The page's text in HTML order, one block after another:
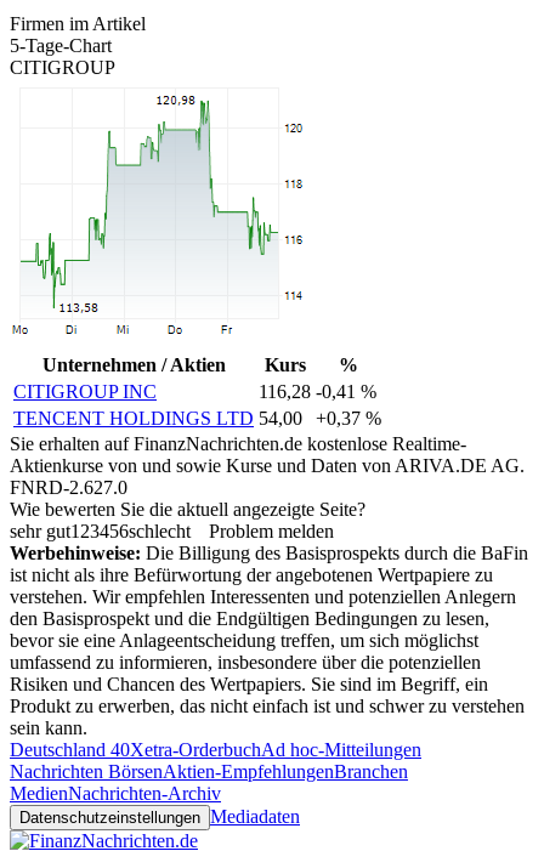
Firmen im Artikel
5-Tage-Chart
CITIGROUP
Unternehmen / Aktien Kurs
%
CITIGROUP INC
116,28 -0,41 %
TENCENT HOLDINGS LTD 54,00
+0,37 %
Sie erhalten auf FinanzNachrichten.de kostenlose Realtime-
Aktienkurse von und sowie Kurse und Daten von ARIVA.DE AG.
FNRD-2.627.0
Wie bewerten Sie die aktuell angezeigte Seite?
sehr gut1 23456schlecht
Problem melden
Werbehinweise: Die Billigung des Basisprospekts durch die BaFin
ist nicht als ihre Befürwortung der angebotenen Wertpapiere zu
verstehen. Wir empfehlen Interessenten und potenziellen Anlegern
den Basisprospekt und die Endgültigen Bedingungen zu lesen,
bevor sie eine Anlageentscheidung treffen, um sich möglichst
umfassend zu informieren, insbesondere über die potenziellen
Risiken und Chancen des Wertpapiers. Sie sind im Begriff, ein
Produkt zu erwerben, das nicht einfach ist und schwer zu verstehen
sein kann.
Deutschland 40Xetra-OrderbuchAd hoc-Mitteilungen
Nachrichten BörsenAktien-EmpfehlungenBranchen
MedienNachrichten-Archiv
Datenschutzeinstellungen Mediadaten